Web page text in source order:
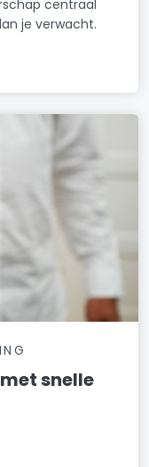
centraal
je verwacht.
snelle